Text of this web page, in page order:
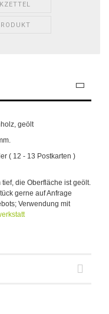
geölt
( 12 - 13 Postkarten )
die Oberfläche ist geölt.
gerne auf Anfrage
Verwendung mit